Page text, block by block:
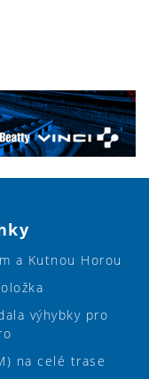
a Kutnou Horou
výhybky pro
na celé trase